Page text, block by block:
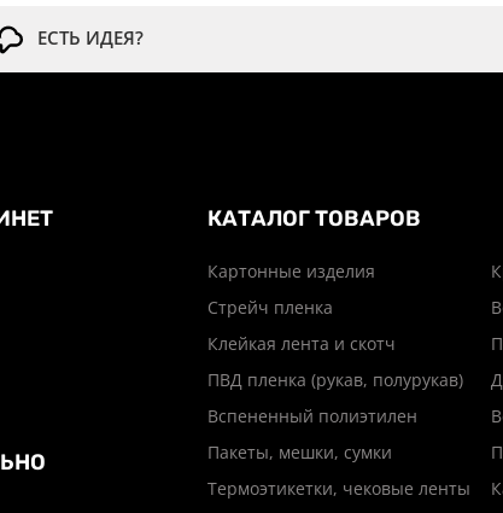
ЕСТЬ ИДЕЯ?
КАТАЛОГ ТОВАРОВ
Картонные изделия
Стрейч пленка
Клейкая лента и скотч
ПВД пленка (рукав, полурукав)
Вспененный полиэтилен
Пакеты, мешки, сумки
Термоэтикетки, чековые ленты